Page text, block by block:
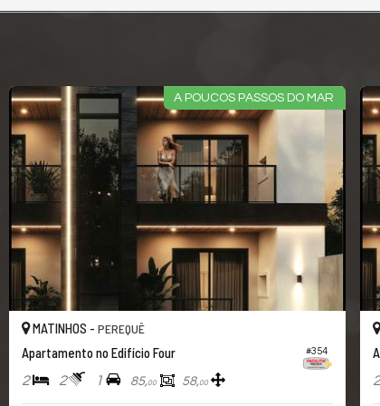
A POUCOS PASSOS DO MAR
#354
MATINHOS -PEREQUÊ
Apartamento no Edifício Four
2 2 1 85,00 58,00 2